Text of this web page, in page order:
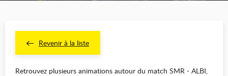
Revenir à la liste
Retrouvez plusieurs animations autour du match SMR - ALBI,